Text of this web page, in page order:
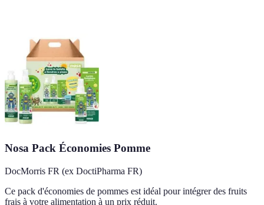
Nosa Pack Économies Pomme
DocMorris FR (ex DoctiPharma FR)
Ce pack d'économies de pommes est idéal pour intégrer des fruits
frais à votre alimentation à un prix réduit.